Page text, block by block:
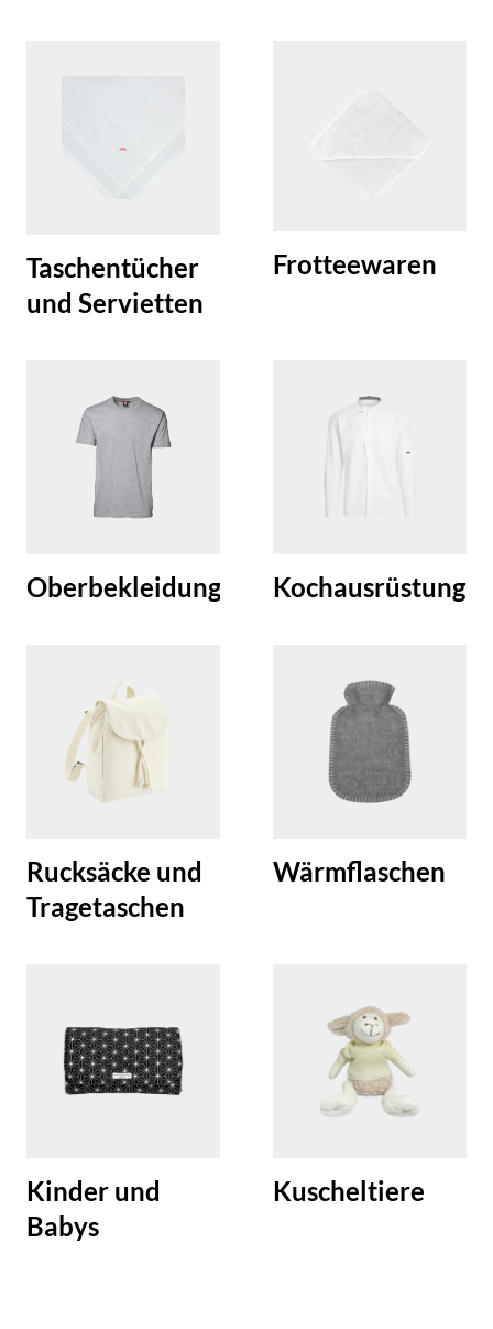
Taschentücher
und Servietten
Frotteewaren
Oberbekleidung Kochausrüstung
Rucksäcke und
Tragetaschen
Wärmflaschen
Kinder und
Babys
Kuscheltiere